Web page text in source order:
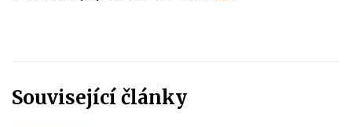
Související články